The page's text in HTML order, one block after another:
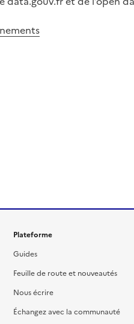
Plateforme
Guides
Feuille de route et nouveautés
Nous écrire
Échangez avec la communauté